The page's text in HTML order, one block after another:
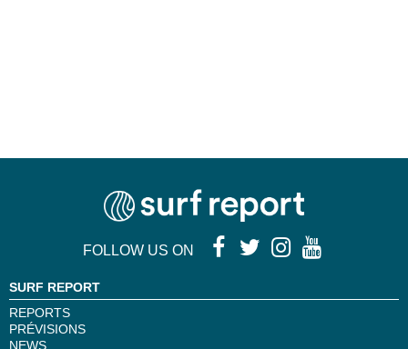
FOLLOW US ON
SURF REPORT
REPORTS
PRÉVISIONS
NEWS